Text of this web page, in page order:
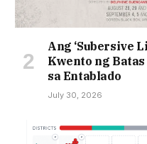
Ang ‘Subersive
Kwento ng
sa Entablado
July 30, 2026